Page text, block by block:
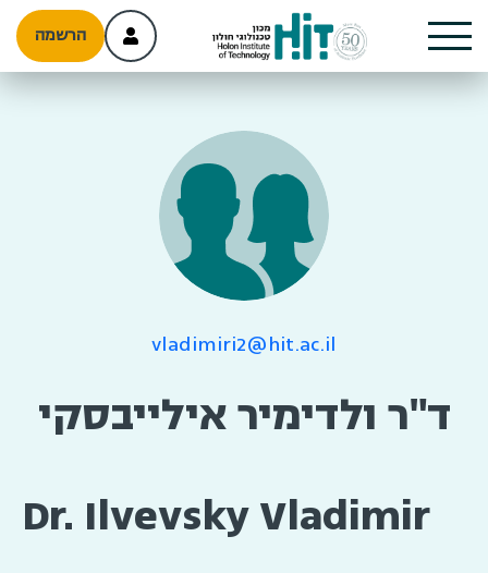
הרשמה
vladimiri2@hit.ac.il
ד"ר ולדימיר אילייבסקי
Dr. Ilvevsky Vladimir